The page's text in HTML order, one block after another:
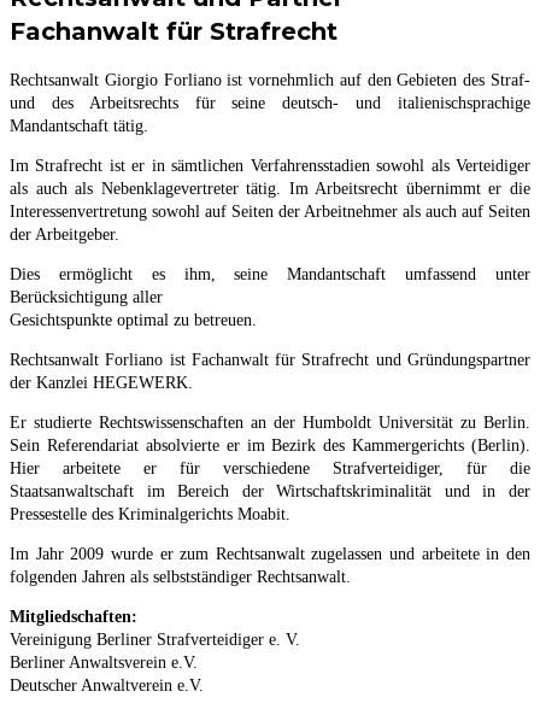
Fachanwalt für Strafrecht
Rechtsanwalt Giorgio Forliano ist vornehmlich auf den Gebieten des Straf-
und des Arbeitsrechts für seine deutsch- und italienischsprachige
Mandantschaft tätig.
Im Strafrecht ist er in sämtlichen Verfahrensstadien sowohl als Verteidiger
als auch als Nebenklagevertreter tätig. Im Arbeitsrecht übernimmt er die
Interessenvertretung sowohl auf Seiten der Arbeitnehmer als auch auf Seiten
der Arbeitgeber.
Dies ermöglicht es ihm, seine Mandantschaft umfassend unter
Berücksichtigung aller
Gesichtspunkte optimal zu betreuen.
Rechtsanwalt Forliano ist Fachanwalt für Strafrecht und Gründungspartner
der Kanzlei HEGEWERK.
Er studierte Rechtswissenschaften an der Humboldt Universität zu Berlin.
Sein Referendariat absolvierte er im Bezirk des Kammergerichts (Berlin).
Hier arbeitete er für verschiedene Strafverteidiger, für die
Staatsanwaltschaft im Bereich der Wirtschaftskriminalität und in der
Pressestelle des Kriminalgerichts Moabit.
Im Jahr 2009 wurde er zum Rechtsanwalt zugelassen und arbeitete in den
folgenden Jahren als selbstständiger Rechtsanwalt.
Mitgliedschaften:
Vereinigung Berliner Strafverteidiger e. V.
Berliner Anwaltsverein e.V.
Deutscher Anwaltverein e.V.